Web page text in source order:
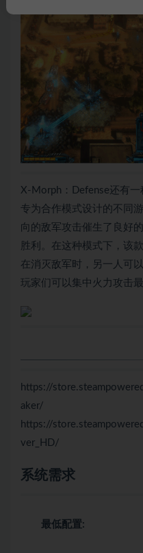
X-Morph：Defense还有
专为合作模式设计的不同
向的敌军攻击催生了良好
胜利。在这种模式下，该
在消灭敌军时，另一人可
玩家们可以集中火力攻击
https://
aker/
https://
ver_HD/
系统需求
最低配置: